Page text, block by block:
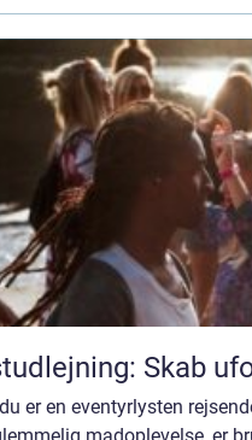
Skab
er en eventyrlysten
madoplevelse, er